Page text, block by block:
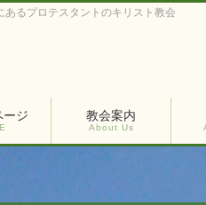
あるプロテスタントのキリスト教会
ージ 教会案内
About Us